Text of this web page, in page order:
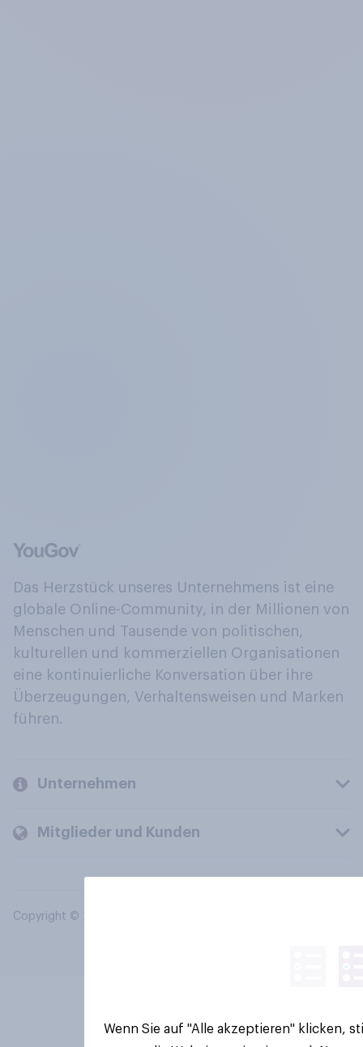
Das Herzstück unseres Unternehmens ist eine
globale Online-Community, in der Millionen von
Menschen und Tausende von politischen,
kulturellen und kommerziellen Organisationen
eine kontinuierliche Konversation über ihre
Überzeugungen, Verhaltensweisen und Marken
führen.
Unternehmen
Mitglieder und Kunden
Copyright © 2026 YouGov PLC. Alle Rechte vorbehalten.
Wenn Sie auf "Alle akzeptieren" klicken,